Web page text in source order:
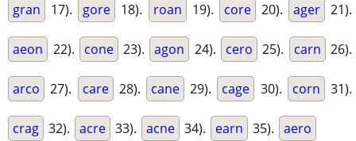
gran 17). gore 18). roan 19). core 20). ager 21).
aeon 22). cone 23). agon 24). cero 25). carn 26).
arco 27). care 28). cane 29). cage 30). corn 31).
crag 32). acre 33). acne 34). earn 35). aero